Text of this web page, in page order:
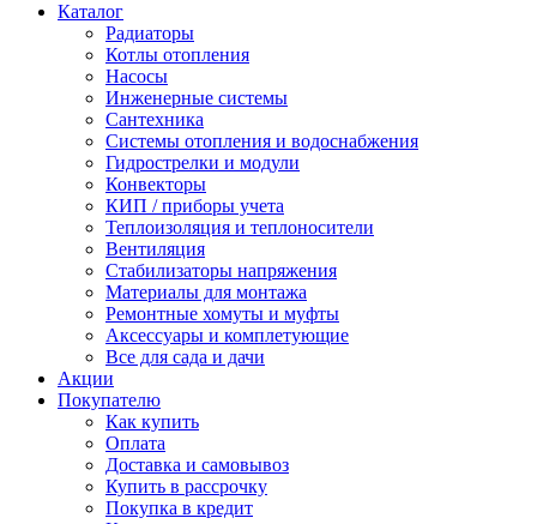
Каталог
Радиаторы
Котлы отопления
Насосы
Инженерные системы
Сантехника
Системы отопления и водоснабжения
Гидрострелки и модули
Конвекторы
КИП / приборы учета
Теплоизоляция и теплоносители
Вентиляция
Стабилизаторы напряжения
Материалы для монтажа
Ремонтные хомуты и муфты
Аксессуары и комплетующие
Все для сада и дачи
Акции
Покупателю
Как купить
Оплата
Доставка и самовывоз
Купить в рассрочку
Покупка в кредит